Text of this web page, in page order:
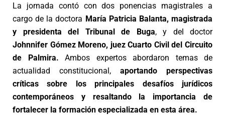
La jornada contó con dos ponencias magistrales a
cargo de la doctora María Patricia Balanta, magistrada
y presidenta del Tribunal de Buga, y del doctor
Johnnifer Gómez Moreno, juez Cuarto Civil del Circuito
de Palmira. Ambos expertos abordaron temas de
actualidad constitucional, aportando perspectivas
críticas sobre los principales desafíos jurídicos
contemporáneos y resaltando la importancia de
fortalecer la formación especializada en esta área.